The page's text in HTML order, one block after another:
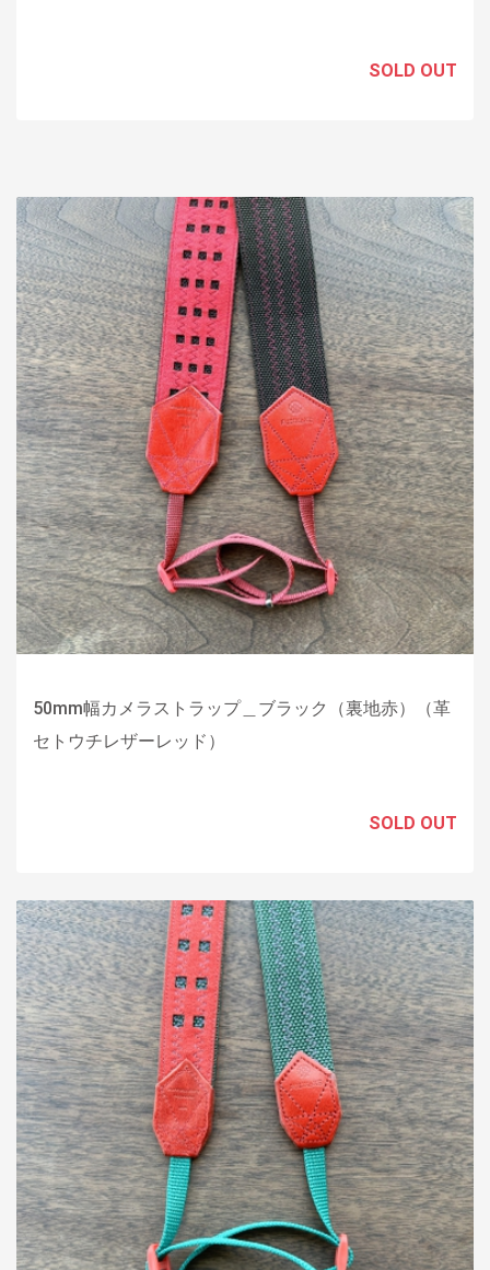
SOLD OUT
50mm幅カメラストラップ＿ブラック（裏地赤）（革
セトウチレザーレッド）
SOLD OUT